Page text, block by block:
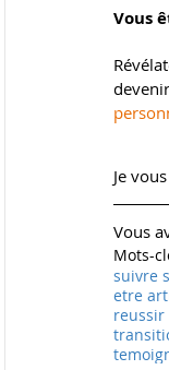
Vous
Je
Vous
Mots-
suivre
etre
reussir